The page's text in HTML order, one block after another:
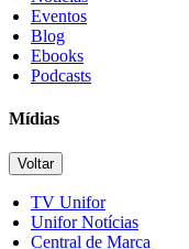
Eventos
Blog
Ebooks
Podcasts
Mídias
Voltar
TV Unifor
Unifor Notícias
Central de Marca